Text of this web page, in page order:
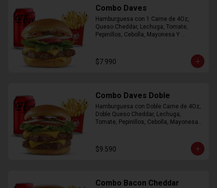
Combo Daves
Hamburguesa con 1 Carne de 4Oz,
Queso Cheddar, Lechuga, Tomate,
Pepinillos, Cebolla, Mayonesa Y
$7.990
Combo Daves Doble
Hamburguesa con Doble Carne de 4Oz,
Doble Queso Cheddar, Lechuga,
Tomate, Pepinillos, Cebolla, Mayonesa y
$9.590
Combo Bacon Cheddar